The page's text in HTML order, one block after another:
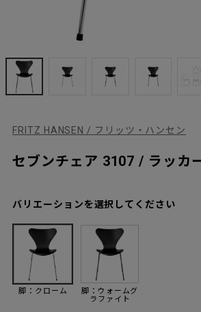
FRITZ HANSEN / フリッツ・ハンセン
セブンチェア 3107 / ラッカ
バリエーションを選択してください
脚：クローム
脚：ウォームグ
ラファイト